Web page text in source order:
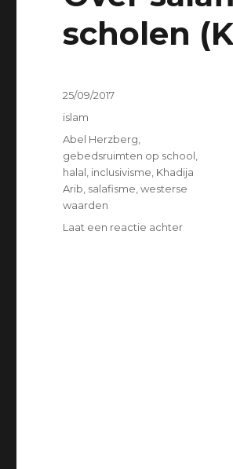
scholen
Geplaatst
op
25/09/2017
Categorieën
islam
Tags
Abel Herzberg
gebedsruimten op school
halal inclusivisme Khadija
Arib salafisme ,westerse
waarden
Laat een reactie achterop